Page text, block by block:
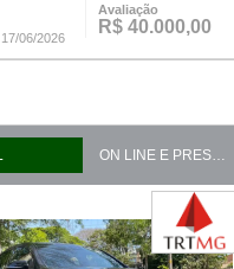
17/06/2026
Avaliação
R$ 40.000,00